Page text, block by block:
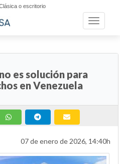
o escritorio
Toggle
es solución para
en Venezuela
07 de enero de 2026, 14:40h